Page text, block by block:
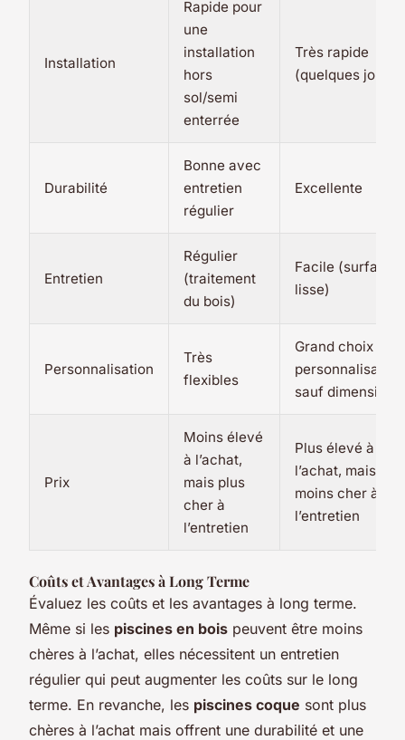
Installation
Rapide pour
une
installation
hors
sol/semi
enterrée
Très rapide
(quelques jours)
Durabilité
Bonne avec
entretien
régulier
Excellente
Entretien
Régulier
(traitement
du bois)
Facile (surface
lisse)
Personnalisation
Très
flexibles
Grand choix de
personnalisation
sauf dimensions
Prix
Moins élevé
à l’achat,
mais plus
cher à
l’entretien
Plus élevé à
l’achat, mais
moins cher à
l’entretien
Coûts et Avantages à Long Terme
Évaluez les coûts et les avantages à long terme.
Même si les piscines en bois peuvent être moins
chères à l’achat, elles nécessitent un entretien
régulier qui peut augmenter les coûts sur le long
terme. En revanche, les piscines coque sont plus
chères à l’achat mais offrent une durabilité et une